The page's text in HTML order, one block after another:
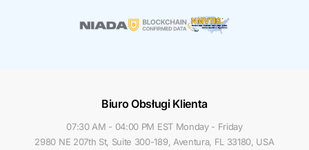
Biuro Obsługi Klienta
07:30 AM - 04:00 PM EST Monday - Friday
2980 NE 207th St, Suite 300-189, Aventura, FL 33180, USA